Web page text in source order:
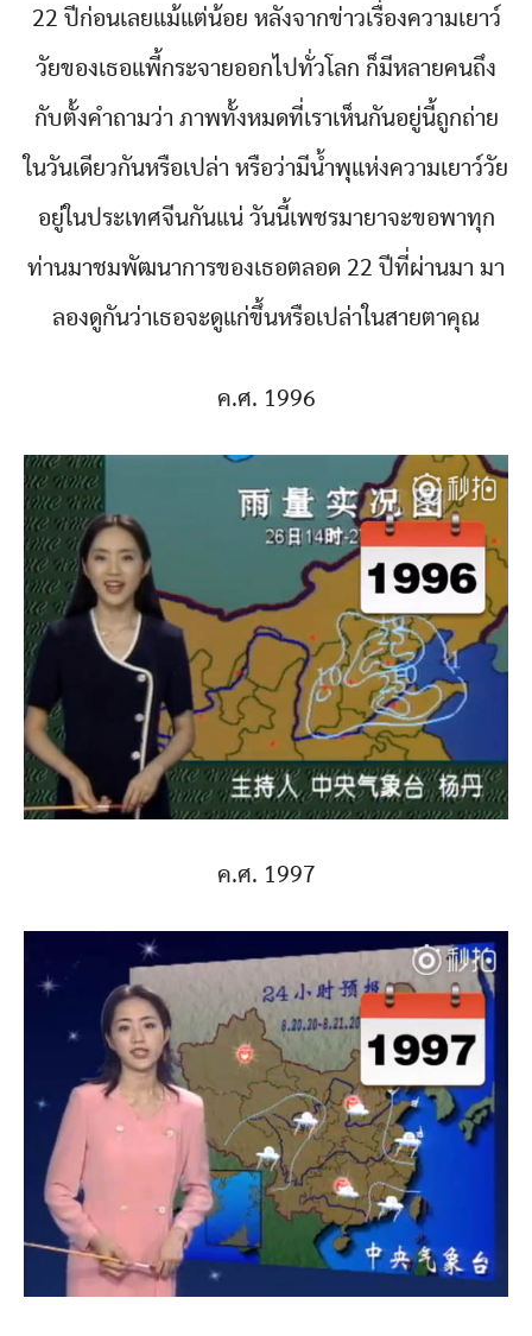
22 ปีก่อนเลยแม้แต่น้อย หลังจากข่าวเรื่องความเยาว์
วัยของเธอแพี้กระจายออกไปทั่วโลก ก็มีหลายคนถึง
กับตั้งคำถามว่า ภาพทั้งหมดที่เราเห็นกันอยู่นี้ถูกถ่าย
ในวันเดียวกันหรือเปล่า หรือว่ามีน้ำพุแห่งความเยาว์วัย
อยู่ในประเทศจีนกันแน่ วันนี้เพชรมายาจะขอพาทุก
ท่านมาชมพัฒนาการของเธอตลอด 22 ปีที่ผ่านมา มา
ลองดูกันว่าเธอจะดูแก่ขึ้นหรือเปล่าในสายตาคุณ
ค.ศ. 1996
ค.ศ. 1997